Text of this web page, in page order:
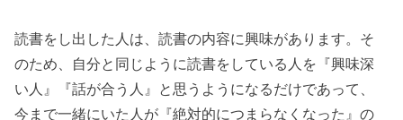
読書をし出した人は、読書の内容に興味があります。そ
のため、自分と同じように読書をしている人を『興味深
い人』『話が合う人』と思うようになるだけであって、
今まで一緒にいた人が『絶対的につまらなくなった』の